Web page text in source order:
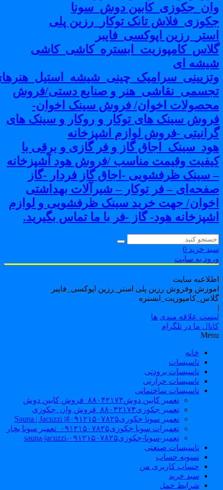
دوش_سونا
تانک توکار_رزین پلی
اپوکسی_فایبر
ای
و صنایع دستی/فروش
اخوان/ فروش سینک اخوان-
سینک های توکار و روکار و سینک های
-فروش لوازم اشپزخانه
گاز و فر گازی و برقی با
وقیمت مناسب /فروش هود آشپزخانه
سینک ظرفشویی -اجاق گاز فردار -گاز
– فر توکار – شیرآلات بهداشتی
جهت خرید سینک ظرفشویی و لوازم
هود- گاز -فر با ما تماس بگیرید.
خرید 0
به سایت
سایت
وفروش رزین پلی استر_رزین اپوکسی_فایبر
علاقه مندی ها
ما در تلگرام
خانه
تاسیسات
تاسیسات برودتی
تاسیسات حرارتی
تاسیسات ساختمانی
تعمیر کابین دوش۸۸۰۴۲۱۷۴_فروش کابین دوش
تعمیر جکوزی۸۸۰۴۲۱۷۴_فروش وان_جکوزی
تعمیر سونا جکوزی۰۹۱۲۱۵۰۷۸۲۵#| Sauna | Jacuzzi
تعمیرات سونا جکوزی۰۹۱۲۱۵۰۷۸۲۵_تعمیر سونا بخار
تعمیر-سونا-جکوزی۰۹۱۲۱۵۰۷۸۲۵-sauna-jacuzzi
تاسیسات صنعتی
تسویه حساب
حساب کاربری من
سبد خرید
شرایط حمل